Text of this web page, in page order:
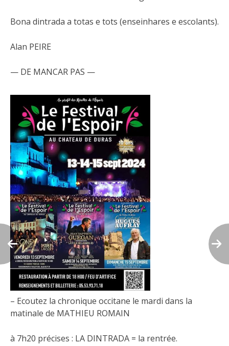
Bona dintrada a totas e tots (enseinhares e escolants).
Alan PEIRE
— DE MANCAR PAS —
– Ecoutez la chronique occitane le mardi dans la
matinale de MATHIEU ROMAIN
à 7h20 précises : LA DINTRADA = la rentrée.